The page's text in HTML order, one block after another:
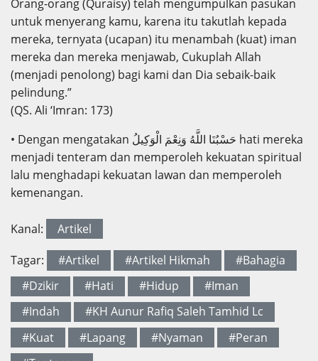
Orang-orang (Quraisy) telah mengumpulkan pasukan
untuk menyerang kamu, karena itu takutlah kepada
mereka, ternyata (ucapan) itu menambah (kuat) iman
mereka dan mereka menjawab, Cukuplah Allah
(menjadi penolong) bagi kami dan Dia sebaik-baik
pelindung.”
(QS. Ali ‘Imran: 173)
• Dengan mengatakan حَسْبُنَا اللَّهُ وَنِعْمَ الْوَكِيلُ hati mereka
menjadi tenteram dan memperoleh kekuatan spiritual
lalu menghadapi kekuatan lawan dan memperoleh
kemenangan.
Kanal: Artikel
Tagar: #Artikel #Artikel Hikmah
#Bahagia
#Dzikir
#Hati #Hidup
#Iman
#Indah
#KH Aunur Rafiq Saleh Tamhid Lc
#Kuat
#Lapang #Nyaman
#Peran